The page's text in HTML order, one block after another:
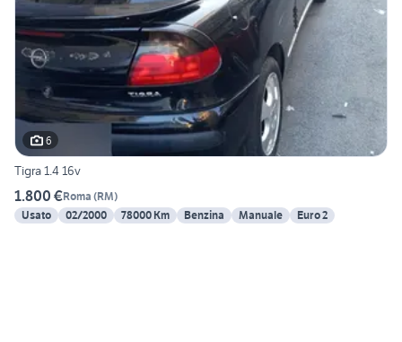
6
Tigra 1.4 16v
1.800 €Roma (RM)
Usato
02/2000 78000 Km Benzina Manuale Euro 2